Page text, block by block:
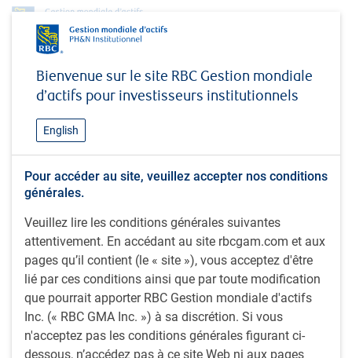
Bienvenue sur le site RBC Gestion mondiale
d’actifs pour investisseurs institutionnels
English
Pour accéder au site, veuillez accepter nos conditions
générales.
Veuillez lire les conditions générales suivantes
attentivement. En accédant au site rbcgam.com et aux
pages qu’il contient (le « site »), vous acceptez d'être
lié par ces conditions ainsi que par toute modification
que pourrait apporter RBC Gestion mondiale d'actifs
Inc. (« RBC GMA Inc. ») à sa discrétion. Si vous
n'acceptez pas les conditions générales figurant ci-
dessous, n’accédez pas à ce site Web ni aux pages
Soo Boo Cheah, MBA, CFA
Soo Boo Cheah, MBA,
CFA
Premier gestionnaire de portefeuille, Titres
mondiaux à revenu fixe et devises, RBC
Global Asset Management (UK) Limited
M. Cheah est premier gestionnaire de portefeuille au sein
de l’équipe Titres mondiaux à revenu fixe et devises et
membre du Comité des titres mondiaux à revenu fixe et des
devises et du Comité consultatif sur les titres mondiaux à
revenu fixe et les devises. Il est entré au service de RBC
GMA en 2000, déménageant dans les bureaux de Londres,